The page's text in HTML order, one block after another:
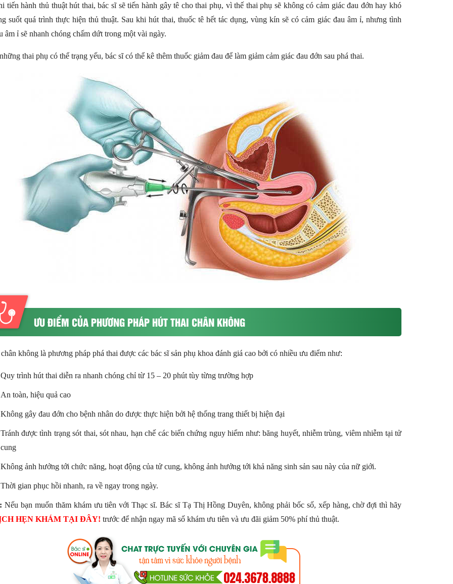
tiến hành thủ thuật hút thai, bác sĩ sẽ tiến hành gây tê cho thai phụ, vì thế thai phụ sẽ không có cảm giác đau đớn hay khó
suốt quá trình thực hiện thủ thuật. Sau khi hút thai, thuốc tê hết tác dụng, vùng kín sẽ có cảm giác đau âm ỉ, nhưng tình
âm ỉ sẽ nhanh chóng chấm dứt trong một vài ngày.
thai phụ có thể trạng yếu, bác sĩ có thể kê thêm thuốc giảm đau để làm giảm cảm giác đau đớn sau phá thai.
ƯU ĐIỂM CỦA PHƯƠNG PHÁP HÚT THAI CHÂN KHÔNG
không là phương pháp phá thai được các bác sĩ sản phụ khoa đánh giá cao bởi có nhiều ưu điểm như:
Quy trình hút thai diễn ra nhanh chóng chỉ từ 15 – 20 phút tùy từng trường hợp
An toàn, hiệu quả cao
Không gây đau đớn cho bệnh nhân do được thực hiện bởi hệ thống trang thiết bị hiện đại
Tránh được tình trạng sót thai, sót nhau, hạn chế các biến chứng nguy hiểm như: băng huyết, nhiễm trùng, viêm nhiễm tại tử
cung
Không ảnh hưởng tới chức năng, hoạt động của tử cung, không ảnh hưởng tới khả năng sinh sản sau này của nữ giới.
Thời gian phục hồi nhanh, ra về ngay trong ngày.
Nếu bạn muốn thăm khám ưu tiên với Thạc sĩ. Bác sĩ Tạ Thị Hồng Duyên, không phải bốc số, xếp hàng, chờ đợi thì hãy
HẸN KHÁM TẠI ĐÂY! trước để nhận ngay mã số khám ưu tiên và ưu đãi giảm 50% phí thủ thuật.